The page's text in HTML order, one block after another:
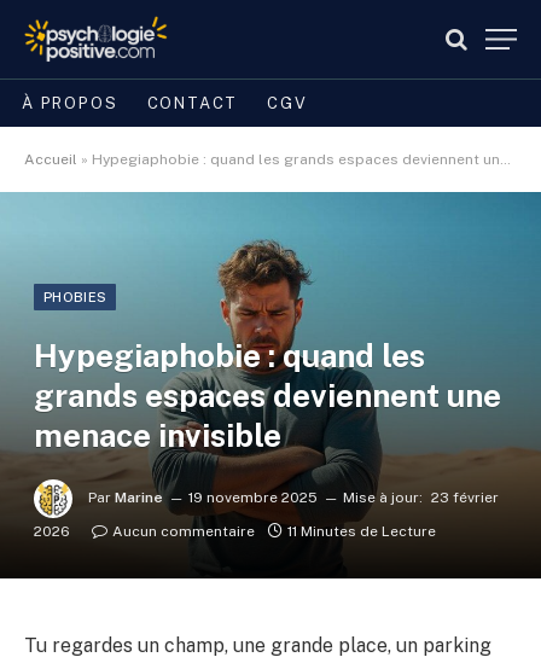
À PROPOS CONTACT CGV
Accueil » Hypegiaphobie : quand les grands espaces deviennent une menace invisible
PHOBIES
Hypegiaphobie : quand les
grands espaces deviennent une
menace invisible
Par Marine 19 novembre 2025 Mise à jour: 23 février
2026
Aucun commentaire 11 Minutes de Lecture
Tu regardes un champ, une grande place, un parking